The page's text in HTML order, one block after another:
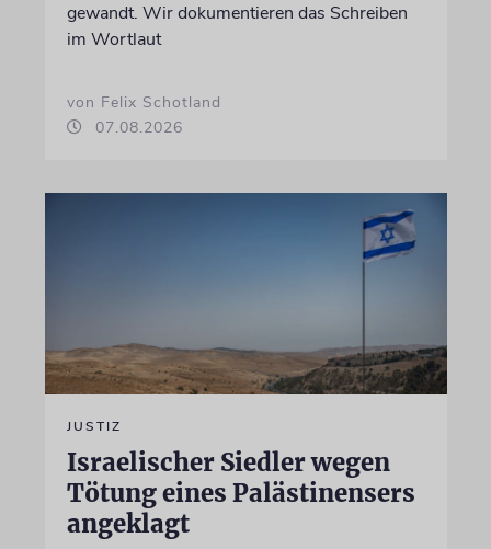
gewandt. Wir dokumentieren das Schreiben
im Wortlaut
von Felix Schotland
07.08.2026
JUSTIZ
Israelischer Siedler wegen
Tötung eines Palästinensers
angeklagt